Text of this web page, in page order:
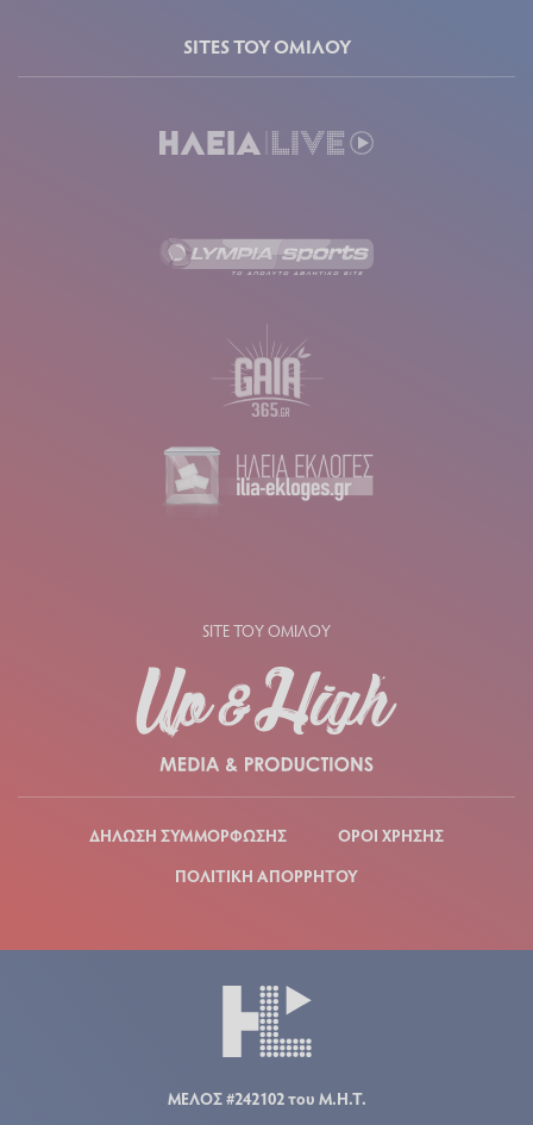
SITES ΤΟΥ ΟΜΙΛΟΥ
SITE ΤΟΥ ΟΜΙΛΟΥ
ΔΗΛΩΣΗ ΣΥΜΜΟΡΦΩΣΗΣ
ΟΡΟΙ ΧΡΗΣΗΣ
ΠΟΛΙΤΙΚΗ ΑΠΟΡΡΗΤΟΥ
ΜΕΛΟΣ #242102 του Μ.Η.Τ.